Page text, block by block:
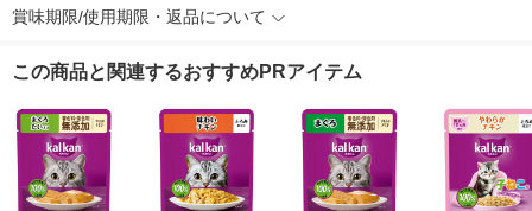
賞味期限/使用期限・返品について
この商品と関連するおすすめPRアイテム